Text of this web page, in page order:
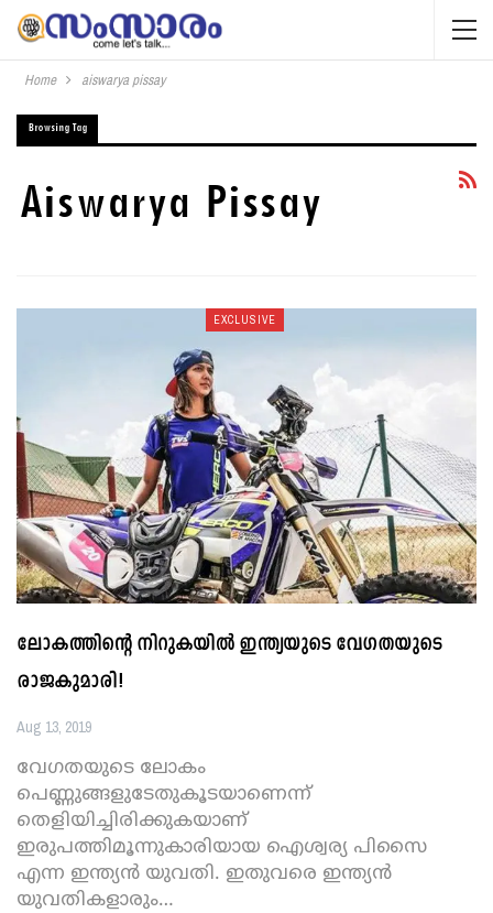
Home aiswarya pissay
Browsing Tag
Aiswarya Pissay
EXCLUSIVE
ലോകത്തിന്റെ നിറുകയില്‍ ഇന്ത്യയുടെ വേഗതയുടെ
രാജകുമാരി!
Aug 13, 2019
വേഗതയുടെ ലോകം
പെണ്ണുങ്ങളുടേതുകൂടയാണെന്ന്
തെളിയിച്ചിരിക്കുകയാണ്
ഇരുപത്തിമൂന്നുകാരിയായ ഐശ്വര്യ പിസൈ
എന്ന ഇന്ത്യന്‍ യുവതി. ഇതുവരെ ഇന്ത്യന്‍
യുവതികളാരും…